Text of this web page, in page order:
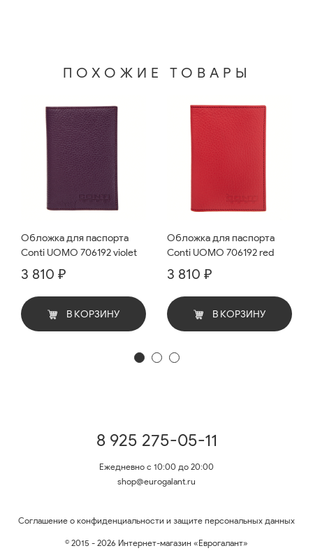
ПОХОЖИЕ ТОВАРЫ
Обложка для паспорта
Conti UOMO 706192 violet
3 810 ₽
В КОРЗИНУ
Обложка для паспорта
Conti UOMO 706192 red
3 810 ₽
В КОРЗИНУ
8 925 275-05-11
Ежедневно с 10:00 до 20:00
shop@eurogalant.ru
Соглашение о конфиденциальности и защите персональных данных
© 2015 - 2026 Интернет-магазин «Еврогалант»